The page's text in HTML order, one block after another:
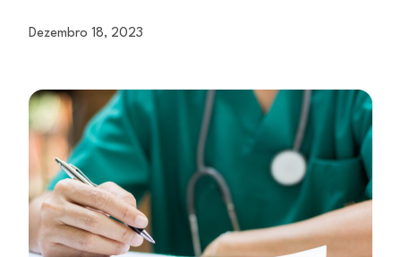
Dezembro 18, 2023